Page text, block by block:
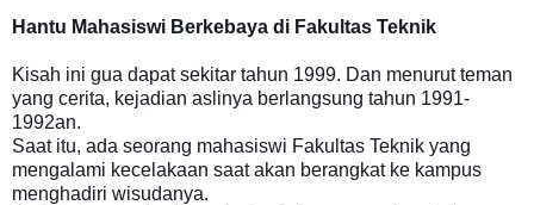
Hantu Mahasiswi Berkebaya di Fakultas Teknik
Kisah ini gua dapat sekitar tahun 1999. Dan menurut teman
yang cerita, kejadian aslinya berlangsung tahun 1991-
1992an.
Saat itu, ada seorang mahasiswi Fakultas Teknik yang
mengalami kecelakaan saat akan berangkat ke kampus
menghadiri wisudanya.